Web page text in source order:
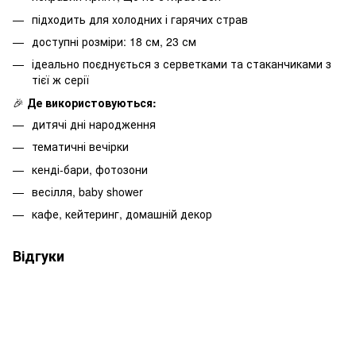
підходить для холодних і гарячих страв
доступні розміри: 18 см, 23 см
ідеально поєднується з серветками та стаканчиками з
тієї ж серії
🎉 Де використовуються:
дитячі дні народження
тематичні вечірки
кенді-бари, фотозони
весілля, baby shower
кафе, кейтеринг, домашній декор
Відгуки